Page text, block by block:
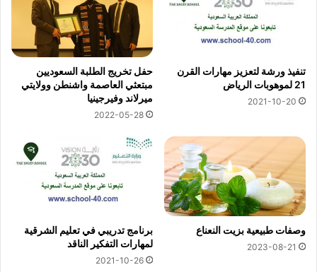
تنفيذ ورشة لتعزيز مهارات القرن
21 لموهوبات الرياض
2021-10-20
حفل تخريج الطلبة السعوديين
مبتعثي العاصمة واشنطن وولايتي
ميرلاند وفيرجينيا
2022-05-28
وصفات طبيعية بزيت النعناع
2023-08-21
برنامج تدريبي في تعليم الشرقية
لمهارات التفكير الناقد
2021-10-26